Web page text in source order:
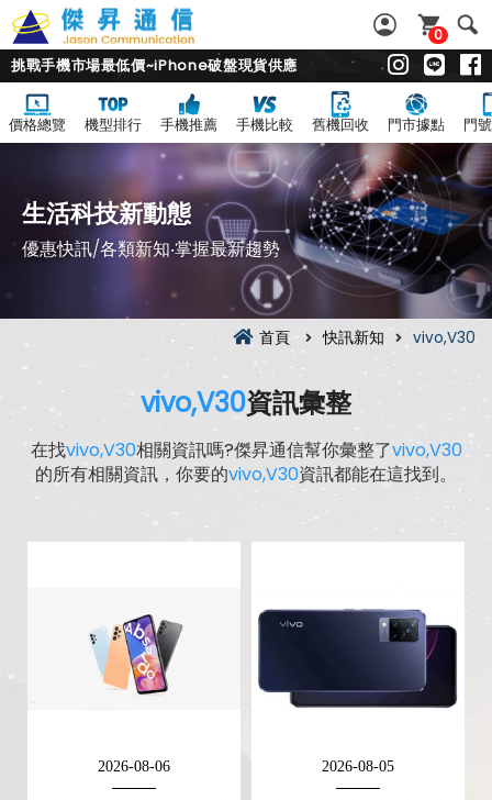
0
挑戰手機市場最低價~iPhone破盤現貨供應
價格總覽 機型排行 手機推薦 手機比較 舊機回收 門市據點 門
生活科技新動態
優惠快訊/各類新知‧掌握最新趨勢
首頁 快訊新知 vivo,V30
vivo,V30資訊彙整
在找vivo,V30相關資訊嗎?傑昇通信幫你彙整了vivo,V30
的所有相關資訊，你要的vivo,V30資訊都能在這找到。
2026-08-06 2026-08-05